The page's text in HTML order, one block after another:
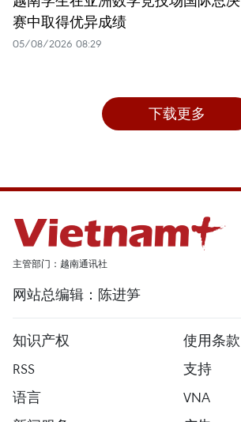
赛中取得优异成绩
05/08/2026 08:29
下载更多
主管部门：越南通讯社
网站总编辑：陈进笋
知识产权
使用条款
RSS
支持
语言
VNA